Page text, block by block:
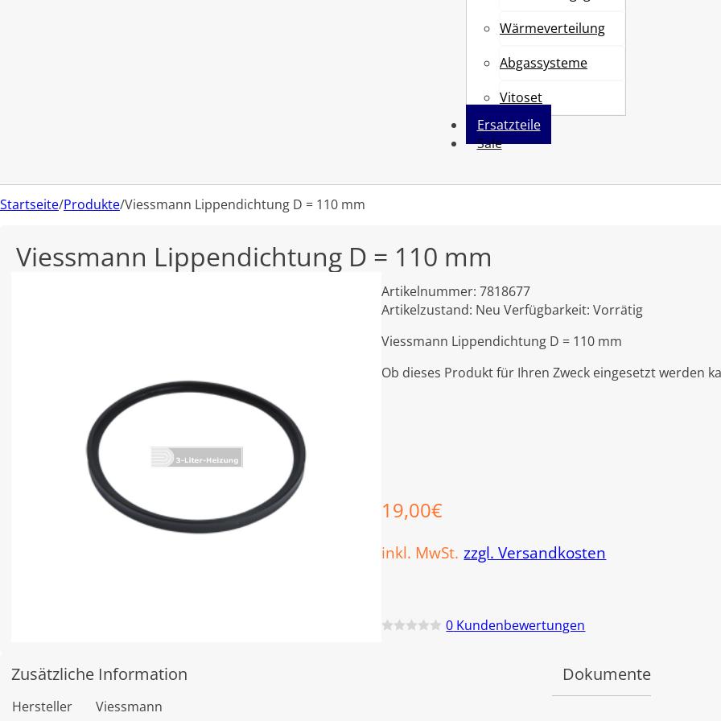
Wärmeverteilung
Abgassysteme
Vitoset
Ersatzteile
Sale
Startseite/Produkte/Viessmann Lippendichtung D = 110 mm
Viessmann Lippendichtung D = 110 mm
Artikelnummer:7818677
Artikelzustand: Neu Verfügbarkeit:Vorrätig
Viessmann Lippendichtung D = 110 mm
Ob dieses Produkt für Ihren Zweck eingesetzt werden
19,00€
inkl. MwSt. zzgl. Versandkosten
0 Kundenbewertungen
Zusätzliche Information
Hersteller Viessmann
Dokumente